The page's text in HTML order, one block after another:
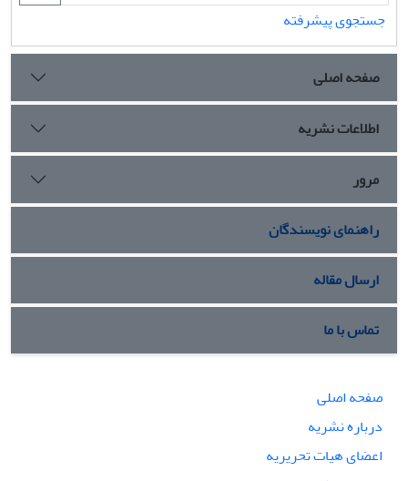
جستجوی پیشرفته
صفحه اصلی
اطلاعات نشریه
مرور
راهنمای نویسندگان
ارسال مقاله
تماس با ما
صفحه اصلی
درباره نشریه
اعضای هیات تحریریه